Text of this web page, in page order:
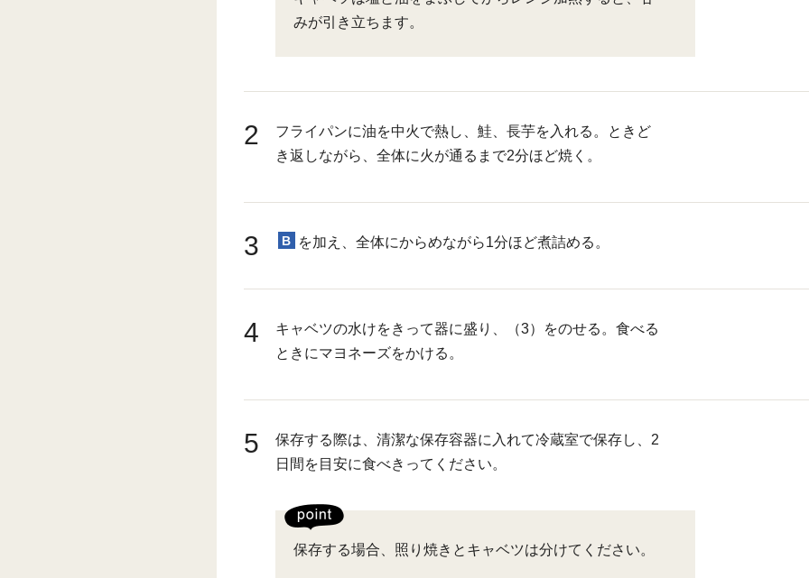
みが引き立ちます。
2
フライパンに油を中火で熱し、鮭、長芋を入れる。ときど
き返しながら、全体に火が通るまで2分ほど焼く。
3 B を加え、全体にからめながら1分ほど煮詰める。
4
キャベツの水けをきって器に盛り、（3）をのせる。食べる
ときにマヨネーズをかける。
5
保存する際は、清潔な保存容器に入れて冷蔵室で保存し、2
日間を目安に食べきってください。
保存する場合、照り焼きとキャベツは分けてください。